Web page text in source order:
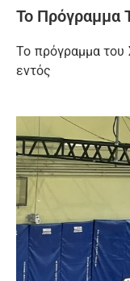
Το Πρόγραμμα
Το πρόγραμμα του
εντός